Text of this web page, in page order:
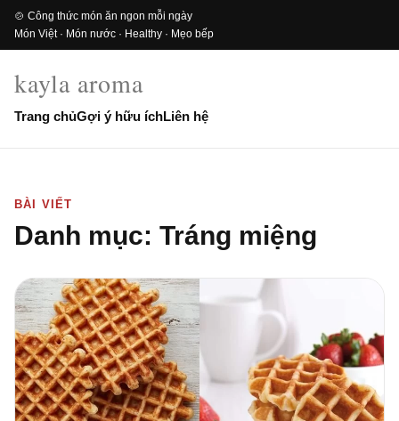
🍲 Công thức món ăn ngon mỗi ngày
Món Việt · Món nước · Healthy · Mẹo bếp
kayla aroma
Trang chủGợi ý hữu íchLiên hệ
BÀI VIẾT
Danh mục: Tráng miệng